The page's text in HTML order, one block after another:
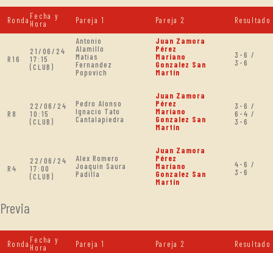
Ronda Fecha y
Hora
Pareja 1 Pareja 2 Resultado
R16
21/06/24
17:15
(CLUB)
Antonio
Alamillo
Matias
Fernandez
Popovich
Juan Zamora
Pérez
Mariano
Gonzalez San
Martín
3-6 /
3-6
R8
22/06/24
10:15
(CLUB)
Pedro Alonso
Ignacio Tato
Cantalapiedra
Juan Zamora
Pérez
Mariano
Gonzalez San
Martín
3-6 /
6-4 /
3-6
R4
22/06/24
17:00
(CLUB)
Alex Romero
Joaquin Saura
Padilla
Juan Zamora
Pérez
Mariano
Gonzalez San
Martín
4-6 /
3-6
Previa
Ronda Fecha y
Hora
Pareja 1 Pareja 2 Resultado